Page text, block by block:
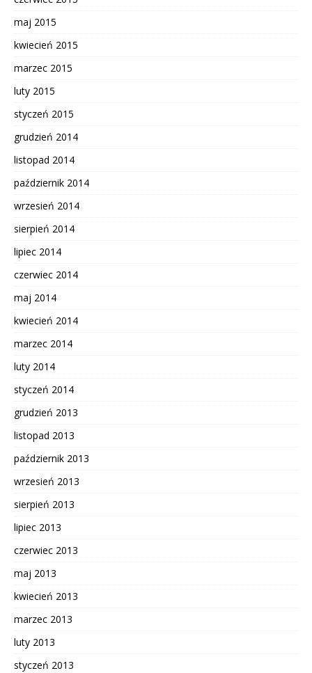
maj 2015
kwiecień 2015
marzec 2015
luty 2015
styczeń 2015
grudzień 2014
listopad 2014
październik 2014
wrzesień 2014
sierpień 2014
lipiec 2014
czerwiec 2014
maj 2014
kwiecień 2014
marzec 2014
luty 2014
styczeń 2014
grudzień 2013
listopad 2013
październik 2013
wrzesień 2013
sierpień 2013
lipiec 2013
czerwiec 2013
maj 2013
kwiecień 2013
marzec 2013
luty 2013
styczeń 2013